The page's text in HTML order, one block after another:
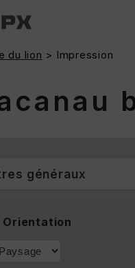
du lion > Impression
généraux
Orientation